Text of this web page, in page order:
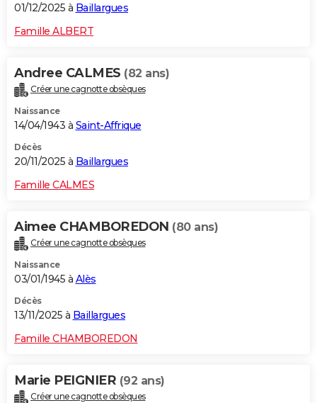
01/12/2025 à Baillargues
Famille ALBERT
Andree CALMES (82 ans)
Créer une cagnotte obsèques
Naissance
14/04/1943 à Saint-Affrique
Décès
20/11/2025 à Baillargues
Famille CALMES
Aimee CHAMBOREDON (80 ans)
Créer une cagnotte obsèques
Naissance
03/01/1945 à Alès
Décès
13/11/2025 à Baillargues
Famille CHAMBOREDON
Marie PEIGNIER (92 ans)
Créer une cagnotte obsèques